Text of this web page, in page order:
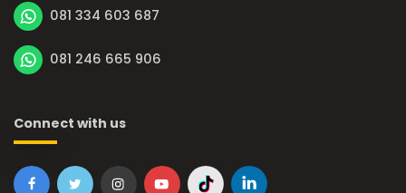
081 334 603 687
081 246 665 906
Connect with us